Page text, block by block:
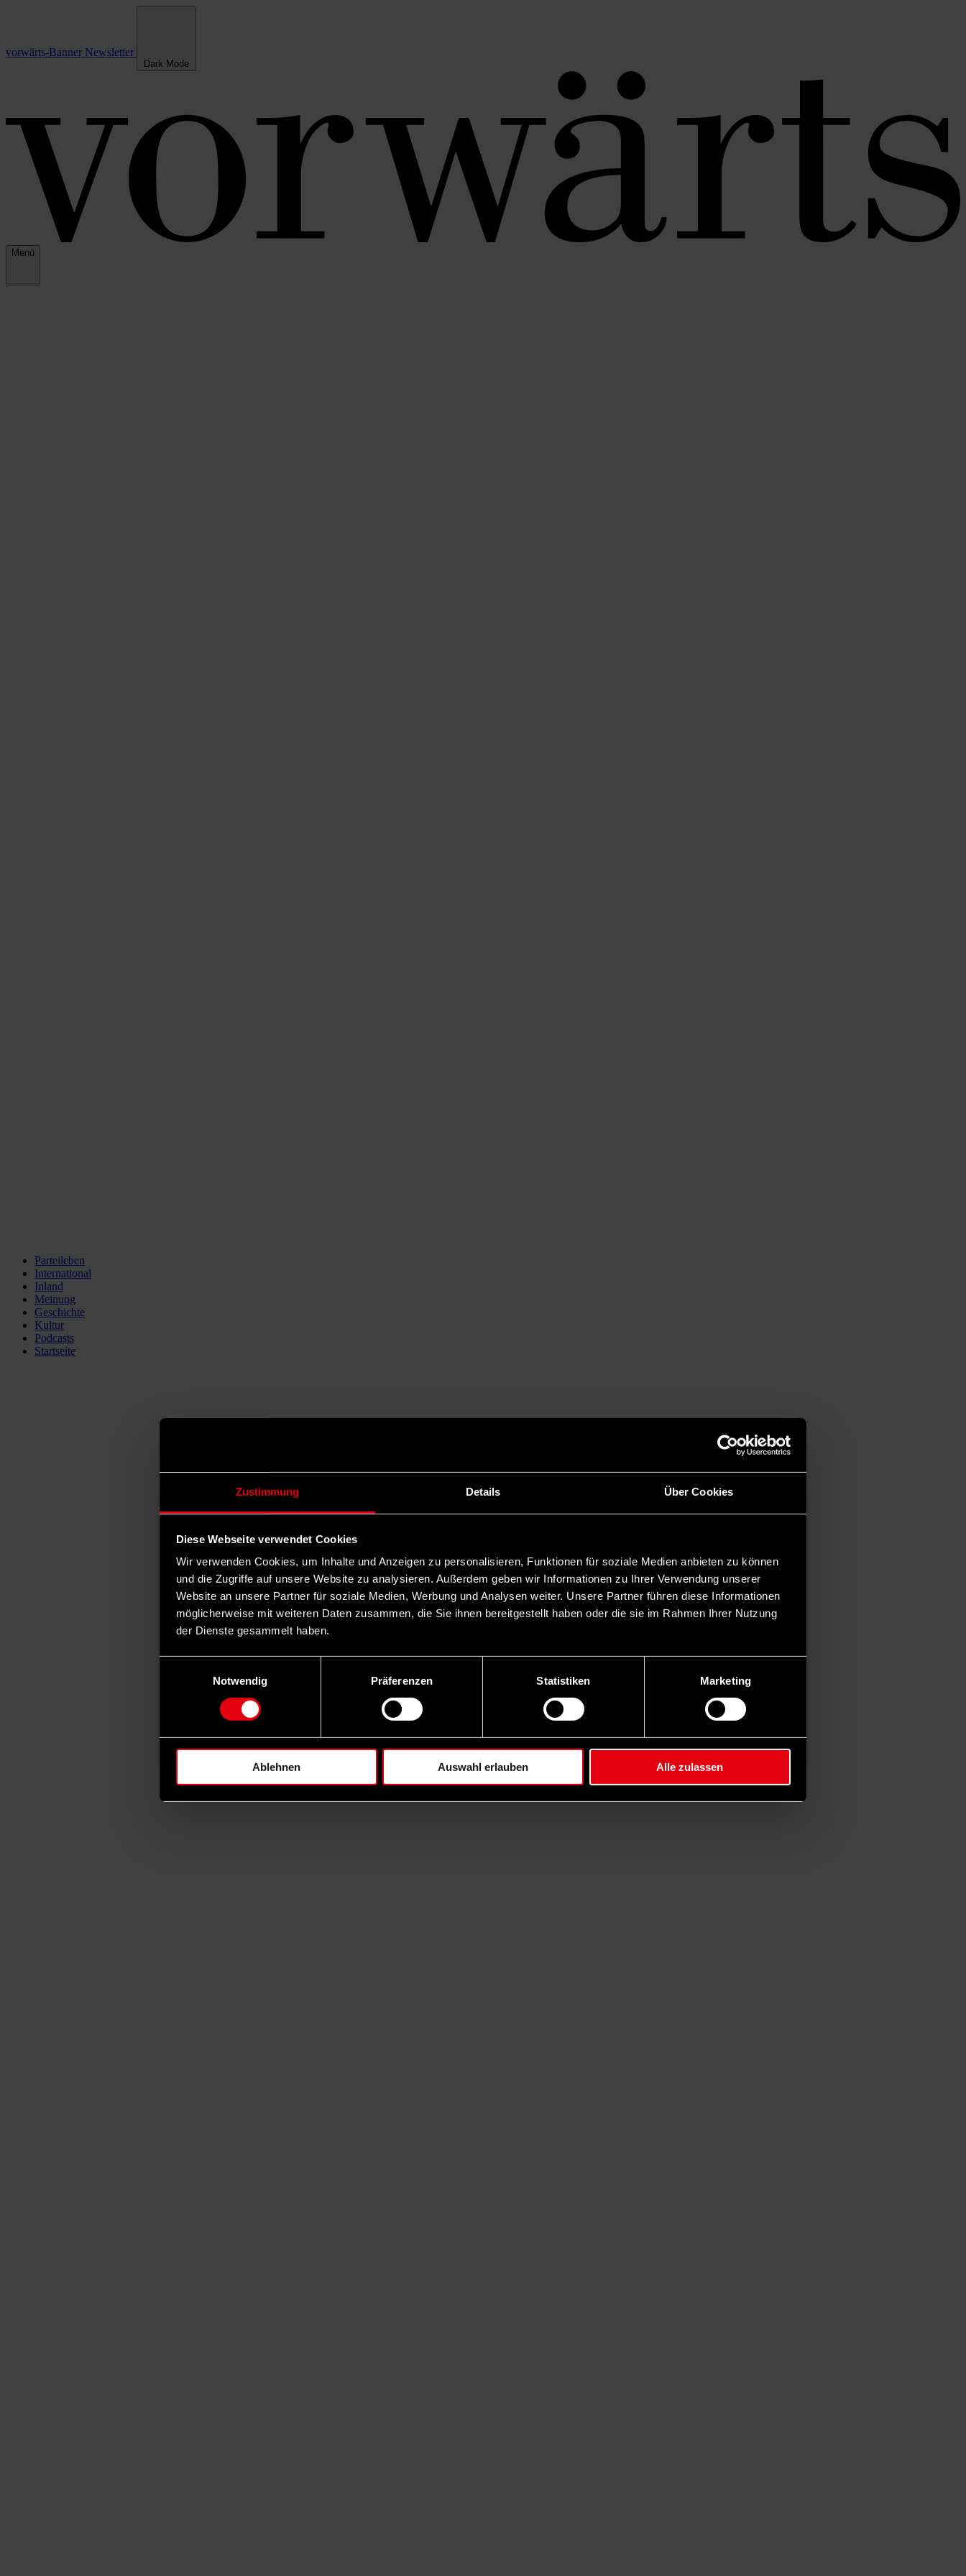
Zustimmung Details Über Cookies
Diese Webseite verwendet Cookies
Wir verwenden Cookies, um Inhalte und Anzeigen zu personalisieren, Funktionen für soziale Medien anbieten zu können
und die Zugriffe auf unsere Website zu analysieren. Außerdem geben wir Informationen zu Ihrer Verwendung unserer
Website an unsere Partner für soziale Medien, Werbung und Analysen weiter. Unsere Partner führen diese Informationen
möglicherweise mit weiteren Daten zusammen, die Sie ihnen bereitgestellt haben oder die sie im Rahmen Ihrer Nutzung
der Dienste gesammelt haben.
Notwendig
Präferenzen Statistiken Marketing
Ablehnen Auswahl erlauben Alle zulassen
vorwärts-Banner Newsletter
Dark Mode
Menü
Parteileben
International
Inland
Meinung
Geschichte
Kultur
Podcasts
Startseite